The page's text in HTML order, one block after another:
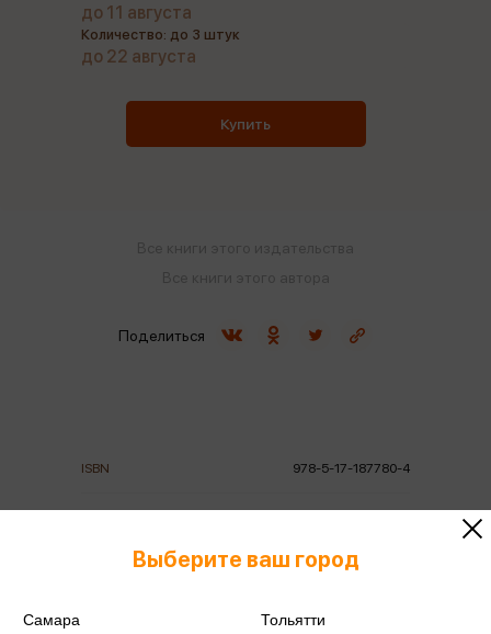
ISBN 978-5-17-187780-4
Год издания
до 11 августа
Количество: до 3 штук
до 22 августа
Купить
Поделиться
Выберите ваш город
Самара Тольятти